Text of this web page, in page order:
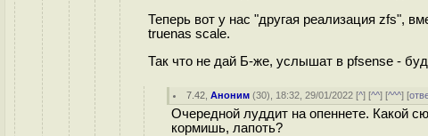
Теперь вот у нас "другая реализация zfs",
truenas scale.
Так что не дай Б-же, услышат в pfsense -
7.42 ,Аноним (30), 18:32, 29/01/2022 [^] [^^] [^^^] [
Очередной луддит на опеннете. Какой
кормишь, лапоть?